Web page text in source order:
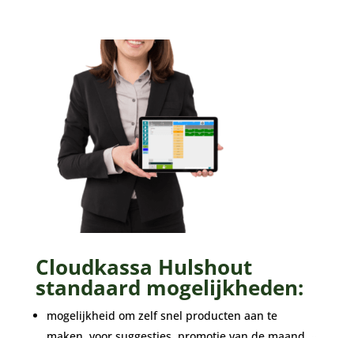
Cloudkassa Hulshout
standaard mogelijkheden:
mogelijkheid om zelf snel producten aan te